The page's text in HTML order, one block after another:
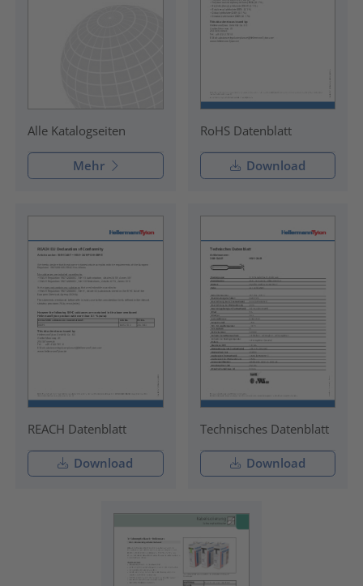
Alle Katalogseiten
Mehr
RoHS Datenblatt
Download
REACH Datenblatt
Download
Technisches Datenblatt
Download